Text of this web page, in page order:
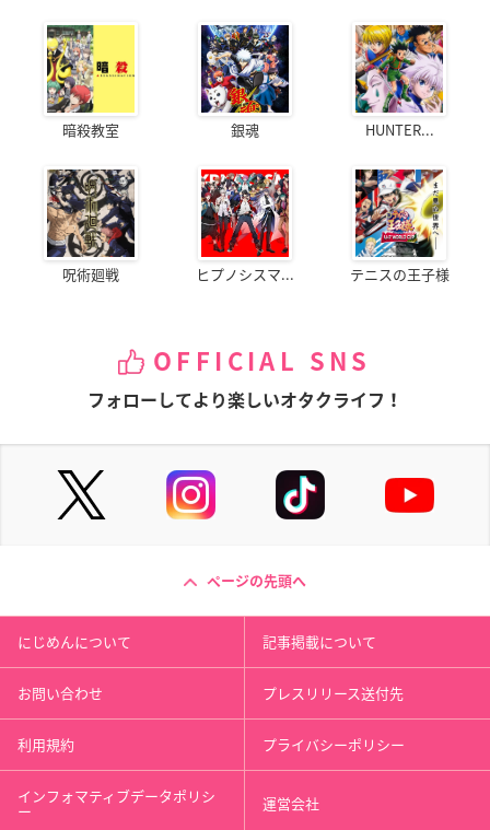
暗殺教室 銀魂 HUNTER...
呪術廻戦 ヒプノシスマ... テニスの王子様
OFFICIAL SNS
フォローしてより楽しいオタクライフ！
ページの先頭へ
にじめんについて 記事掲載について
お問い合わせ プレスリリース送付先
利用規約 プライバシーポリシー
インフォマティブデータポリシ
ー 運営会社